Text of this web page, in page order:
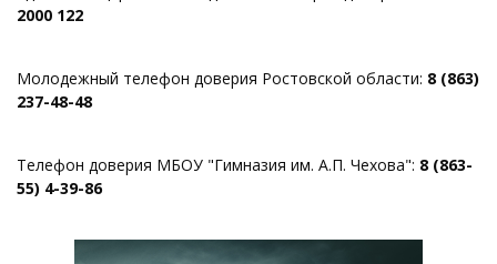
2000 122
Молодежный телефон доверия Ростовской области: 8 (863)
237-48-48
Телефон доверия МБОУ "Гимназия им. А.П. Чехова": 8 (863-
55) 4-39-86